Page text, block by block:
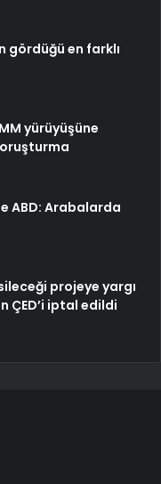
gördüğü en farklı
yürüyüşüne
ABD: Arabalarda
projeye yargı
ÇED’i iptal edildi